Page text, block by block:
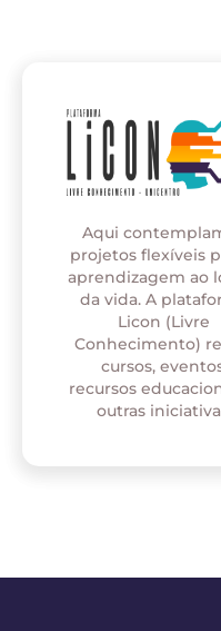
Aqui
projetos flexíveis
aprendizagem ao
da vida. A
Licon (Livre
Conhecimento)
cursos,
recursos
outras